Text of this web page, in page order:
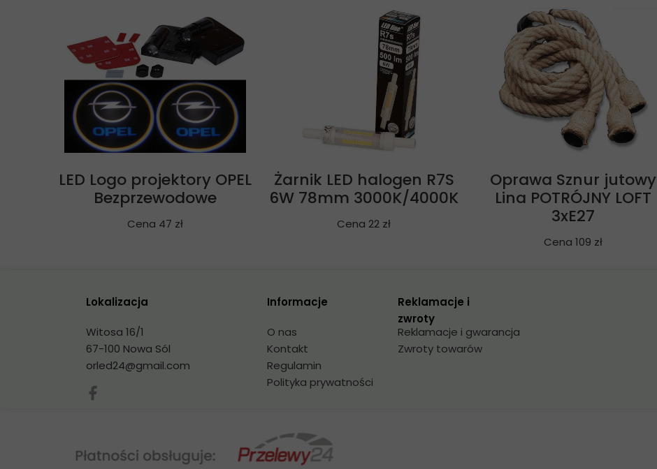
LED Logo projektory OPEL
Bezprzewodowe
Cena 47 zł
Żarnik LED halogen R7S
6W 78mm 3000K/4000K
Cena 22 zł
Oprawa Sznur jutowy
Lina POTRÓJNY LOFT
3xE27
Cena 109 zł
Reklamacje i
zwroty
Informacje
Lokalizacja
Witosa 16/1
67-100 Nowa Sól
orled24@gmail.com
Polityka prywatności
Regulamin
Kontakt Zwroty towarów
Reklamacje i gwarancja
O nas